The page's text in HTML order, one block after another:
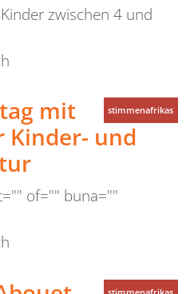
zwischen 4 und
mit
Kinder- und
of="" buna=""
stimmenafrikas